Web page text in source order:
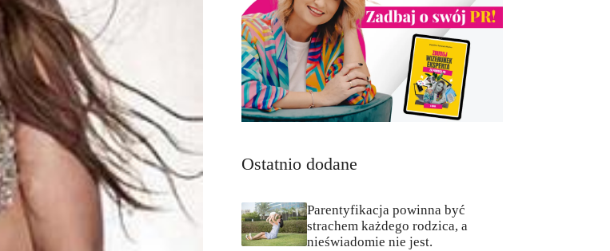
Ostatnio dodane
Parentyfikacja powinna być
strachem każdego rodzica, a
nieświadomie nie jest.